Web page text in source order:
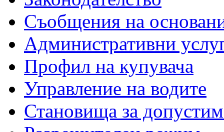
Съобщения на
Административни
Профил на купувача
Управление на водите
Становища за